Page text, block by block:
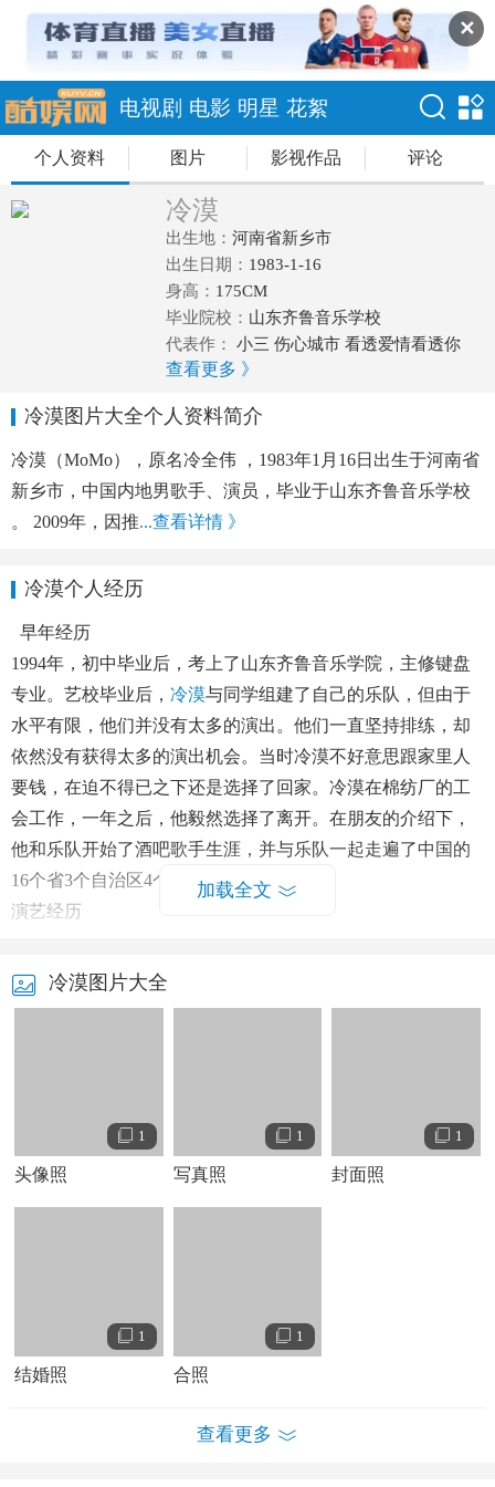
✕
电视剧 电影 明星 花絮
个人资料 图片 影视作品 评论
冷漠
出生地： 河南省新乡市
出生日期： 1983-1-16
身高： 175CM
毕业院校： 山东齐鲁音乐学校
代表作：
小三 伤心城市 看透爱情看透你
查看更多 》
冷漠图片大全个人资料简介
冷漠（MoMo），原名冷全伟 ，1983年1月16日出生于河南省
新乡市，中国内地男歌手、演员，毕业于山东齐鲁音乐学校
。 2009年，因推...查看详情 》
冷漠个人经历
早年经历
1994年，初中毕业后，考上了山东齐鲁音乐学院，主修键盘
专业。艺校毕业后， 冷漠与同学组建了自己的乐队，但由于
水平有限，他们并没有太多的演出。他们一直坚持排练，却
依然没有获得太多的演出机会。当时冷漠不好意思跟家里人
要钱，在迫不得已之下还是选择了回家。冷漠在棉纺厂的工
会工作，一年之后，他毅然选择了离开。在朋友的介绍下，
他和乐队开始了酒吧歌手生涯，并与乐队一起走遍了中国的
16个省3个自治区4个直辖市 。
演艺经历
你》；同年，推出情感歌曲《小三》 。2010年9月，发行个人
首张伤感风格专辑《小三》；随后，推出了《我不怪你也不
歌曲《这条街》；3月8日，推出个人单曲《毛主席语录》 ；4
月15日，发行第二张情歌专辑《冷漠情歌》；8月15日，发行
4月26日，发行励志专辑《我是歌手》；9月20日；发行概念
专辑《简单爱情》。
《中华情》舞台节目组举办的“诗情画意”活动 ；8月15日，与
加载全文
冷漠图片大全
1
头像照
1
写真照
1
封面照
1
结婚照
1
合照
查看更多